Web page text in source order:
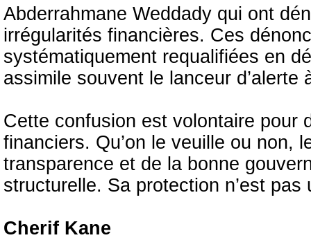
Abderrahmane Weddady qui ont
irrégularités financières. Ces
systématiquement requalifiées en
assimile souvent le lanceur d’alerte
Cette confusion est volontaire pour
financiers. Qu’on le veuille ou non,
transparence et de la bonne
structurelle. Sa protection n’est pas
Cherif Kane